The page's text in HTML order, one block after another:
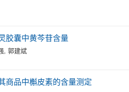
胶囊中黄芩苷含量
, 郭建斌
商品中槲皮素的含量测定